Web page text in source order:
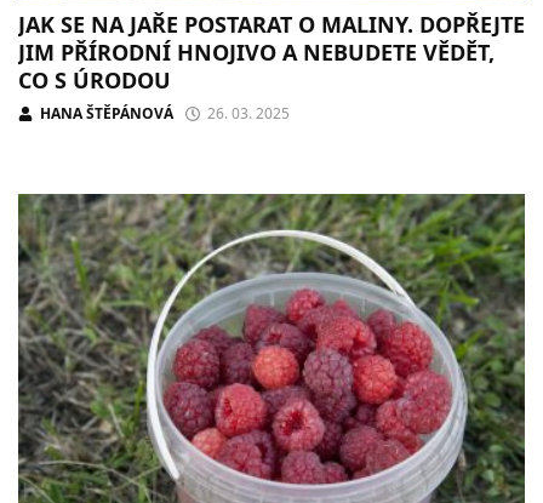
JAK SE NA JAŘE POSTARAT O MALINY. DOPŘEJTE
JIM PŘÍRODNÍ HNOJIVO A NEBUDETE VĚDĚT,
CO S ÚRODOU
HANA ŠTĚPÁNOVÁ 26. 03. 2025